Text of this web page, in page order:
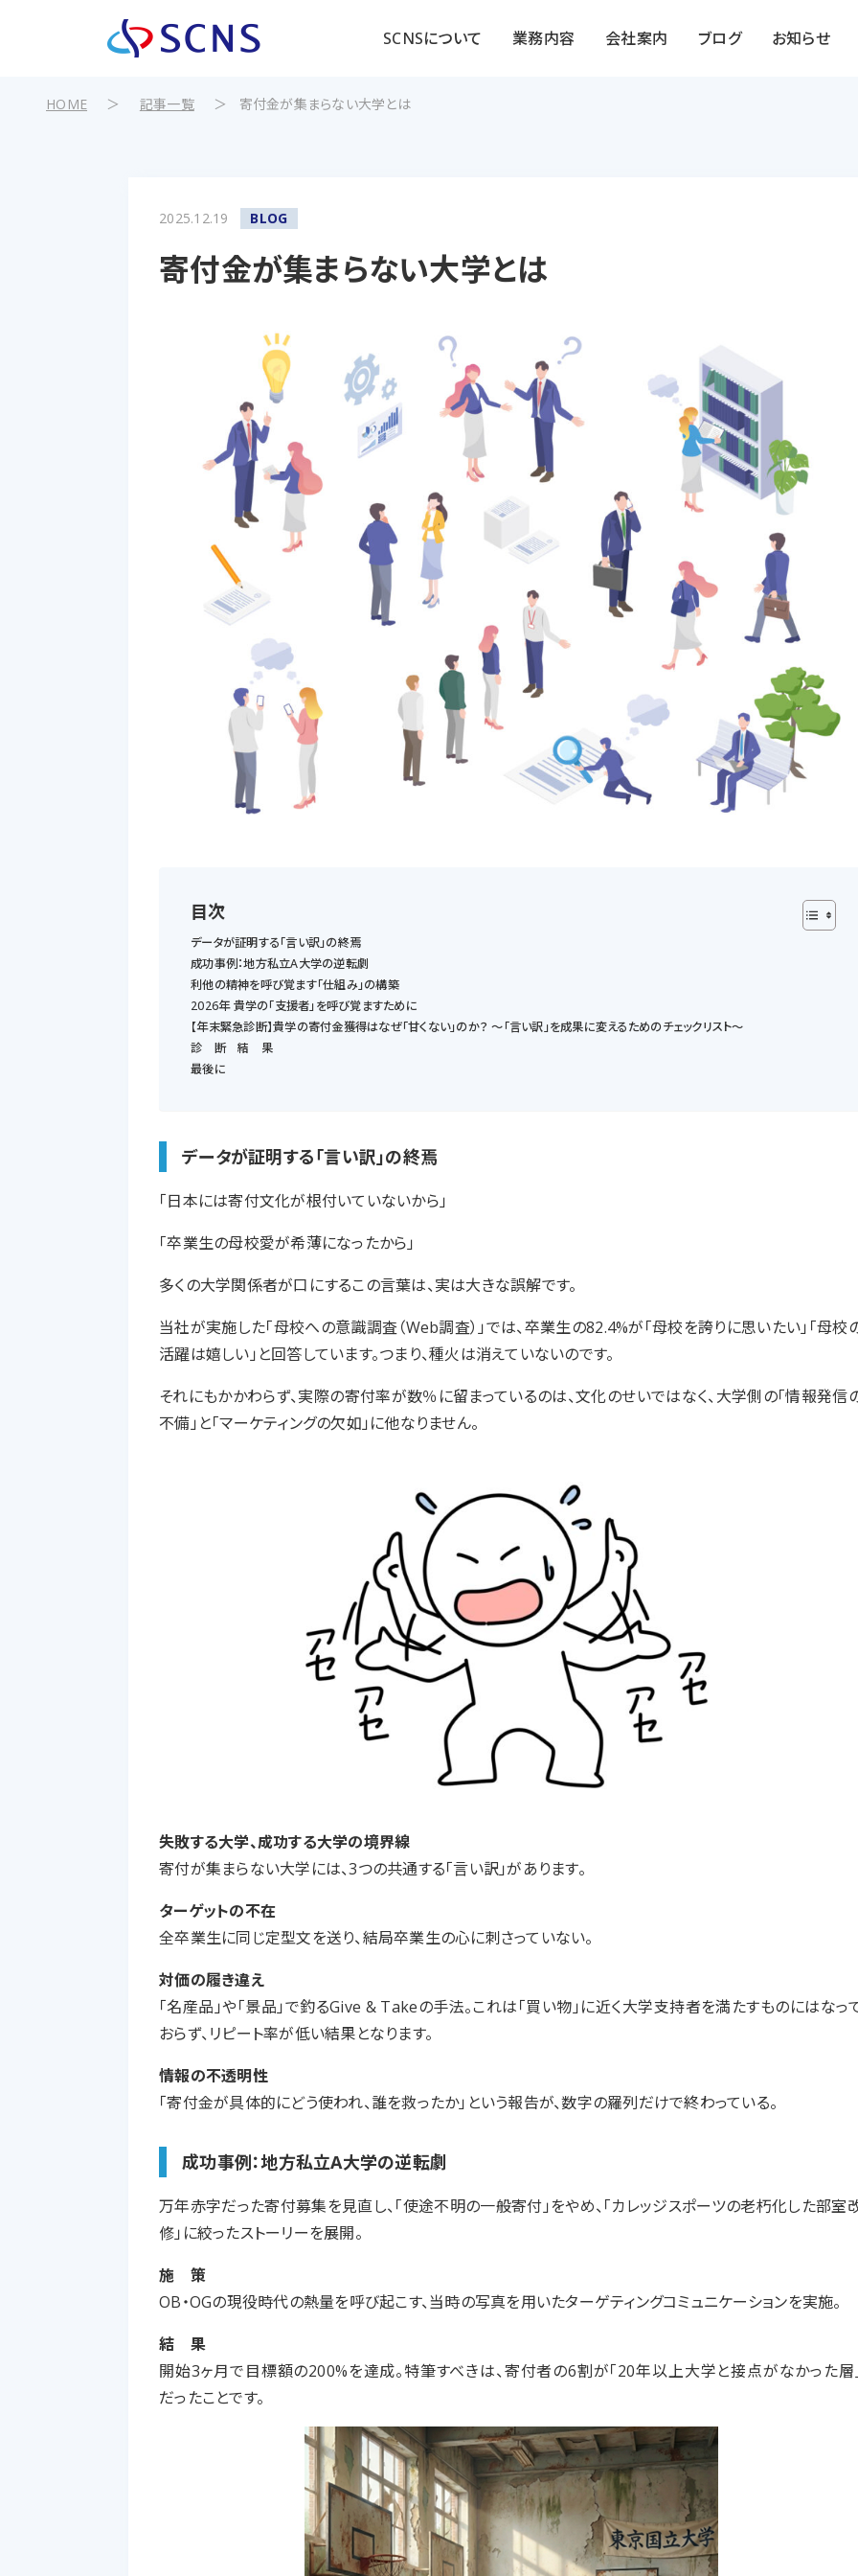
SCNSについて 業務内容 会社案内 ブログ お知らせ
HOME ＞ 記事一覧 ＞ 寄付金が集まらない大学とは
2025.12.19 BLOG
寄付金が集まらない大学とは
目次
データが証明する「言い訳」の終焉
成功事例：地方私立A大学の逆転劇
利他の精神を呼び覚ます「仕組み」の構築
2026年 貴学の「支援者」を呼び覚ますために
【年末緊急診断】貴学の寄付金獲得はなぜ「甘くない」のか？ 〜「言い訳」を成果に変えるためのチェックリスト〜
診 断 結 果
最後に
データが証明する「言い訳」の終焉
「日本には寄付文化が根付いていないから」
「卒業生の母校愛が希薄になったから」
多くの大学関係者が口にするこの言葉は、実は大きな誤解です。
当社が実施した「母校への意識調査（Web調査）」では、卒業生の82.4%が「母校を誇りに思いたい」「母校
活躍は嬉しい」と回答しています。つまり、種火は消えていないのです。
それにもかかわらず、実際の寄付率が数％に留まっているのは、文化のせいではなく、大学側の「情報発信
不備」と「マーケティングの欠如」に他なりません。
失敗する大学、成功する大学の境界線
寄付が集まらない大学には、3つの共通する「言い訳」があります。
ターゲットの不在
全卒業生に同じ定型文を送り、結局卒業生の心に刺さっていない。
対価の履き違え
「名産品」や「景品」で釣るGive & Takeの手法。これは「買い物」に近く大学支持者を満たすものにはなっ
おらず、リピート率が低い結果となります。
情報の不透明性
「寄付金が具体的にどう使われ、誰を救ったか」という報告が、数字の羅列だけで終わっている。
成功事例：地方私立A大学の逆転劇
万年赤字だった寄付募集を見直し、「使途不明の一般寄付」をやめ、「カレッジスポーツの老朽化した部室
修」に絞ったストーリーを展開。
施 策
OB・OGの現役時代の熱量を呼び起こす、当時の写真を用いたターゲティングコミュニケーションを実施。
結 果
開始3ヶ月で目標額の200%を達成。特筆すべきは、寄付者の6割が「20年以上大学と接点がなかった層
だったことです。